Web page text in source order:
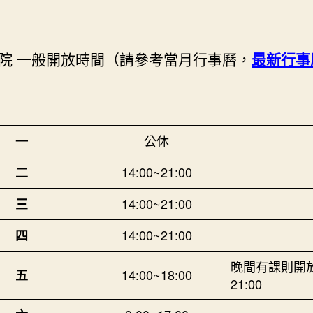
一般開放時間（請參考當月行事曆， 最新行
一
公休
二
14:00~21:00
三
14:00~21:00
四
14:00~21:00
五 14:00~18:00
晚間有課則開
21:00